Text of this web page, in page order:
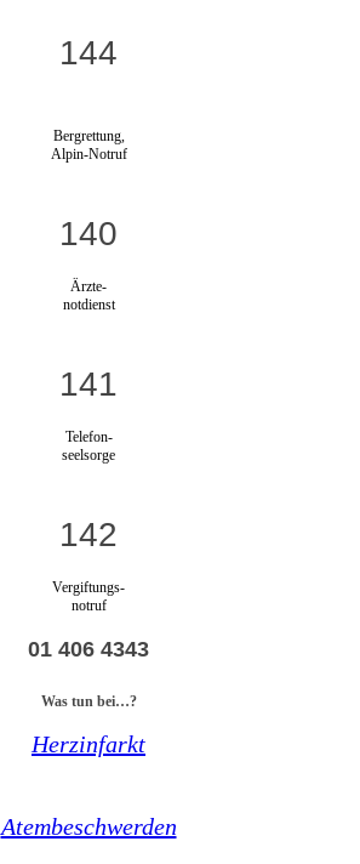
144
Bergrettung,
Alpin-Notruf
140
Ärzte-
notdienst
141
Telefon-
seelsorge
142
Vergiftungs-
notruf
01 406 4343
Was tun bei…?
Herzinfarkt
Atembeschwerden